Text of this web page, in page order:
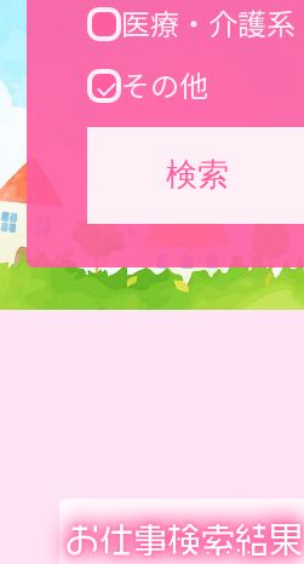
医療・介護系
その他
検索
お仕事検索結果